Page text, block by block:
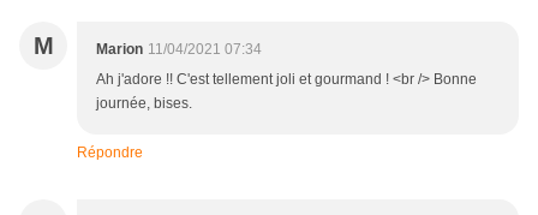
M Marion 11/04/2021 07:34
Ah j'adore !! C'est tellement joli et gourmand ! <br /> Bonne
journée, bises.
Répondre